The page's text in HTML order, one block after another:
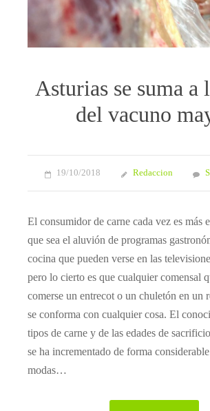
Asturias se suma a
del vacuno
19/10/2018 Redaccion
El consumidor de carne cada vez es más
que sea el aluvión de programas
cocina que pueden verse en las
pero lo cierto es que cualquier comensal
comerse un entrecot o un chuletón en un
se conforma con cualquier cosa. El
tipos de carne y de las edades de
se ha incrementado de forma
modas…